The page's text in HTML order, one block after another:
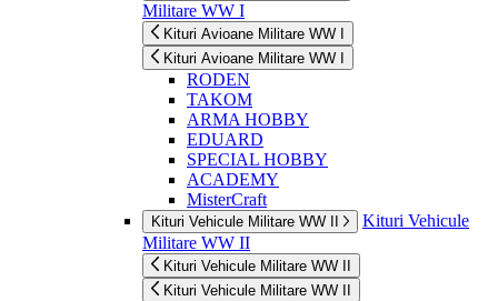
Militare WW I
Kituri Avioane Militare WW I
Kituri Avioane Militare WW I
RODEN
TAKOM
ARMA HOBBY
EDUARD
SPECIAL HOBBY
ACADEMY
MisterCraft
Kituri Vehicule Militare WW II
Kituri Vehicule
Militare WW II
Kituri Vehicule Militare WW II
Kituri Vehicule Militare WW II